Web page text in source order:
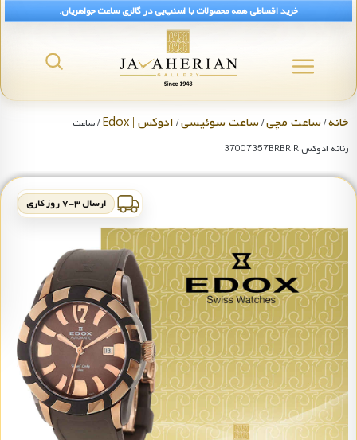
خرید اقساطی همه محصولات با اسنپ‌پی در گالری ساعت جواهریان.
خانه/ساعت مچی/ساعت سوئیسی/ ادوکس | Edox
/ ساعت
زنانه ادوکس 37007357BRBRIR
ارسال ۳-۷ روز کاری